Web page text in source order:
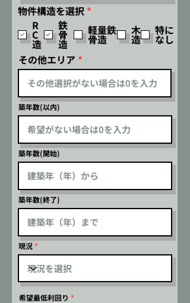
物件構造を選択 *
項
目
R
C
造
鉄
骨
造
軽量鉄
骨造
木
造
特に
なし
その他エリア
築年数(以内)
築年数(開始)
築年数(終了)
現況
希望最低利回り